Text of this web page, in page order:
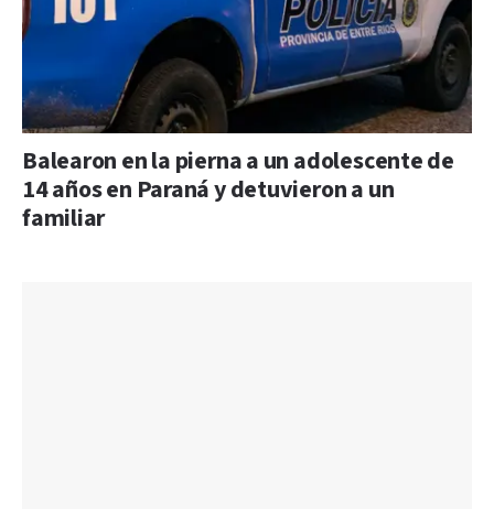
Balearon en la pierna a un adolescente de
14 años en Paraná y detuvieron a un
familiar